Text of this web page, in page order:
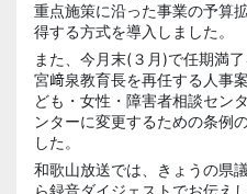
重点施策に沿った事業の予算
得する方式を導入しました。
また、今月末(３月)で任期満
宮﨑泉教育長を再任する人事
ども・女性・障害者相談セン
ンターに変更するための条例
した。
和歌山放送では、きょうの県
ら録音ダイジェストでお伝えし